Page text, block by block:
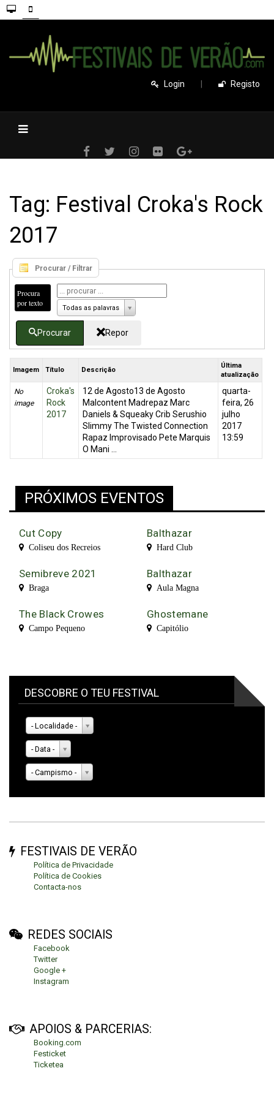
Login Registo
Tag: Festival Croka's Rock
2017
Procurar / Filtrar
Procura
por texto
Todas as palavras
Procurar Repor
Imagem Título Descrição
Última
atualização
No
image
Croka's
Rock
2017
12 de Agosto13 de Agosto
Malcontent Madrepaz Marc
Daniels & Squeaky Crib Serushio
Slimmy The Twisted Connection
Rapaz Improvisado Pete Marquis
O Mani ...
quarta-
feira, 26
julho
2017
13:59
PRÓXIMOS EVENTOS
Cut Copy
Coliseu dos Recreios
Balthazar
Hard Club
Semibreve 2021
Braga
Balthazar
Aula Magna
The Black Crowes
Campo Pequeno
Ghostemane
Capitólio
DESCOBRE O TEU FESTIVAL
- Localidade -
- Data -
- Campismo -
FESTIVAIS DE VERÃO
Política de Privacidade
Política de Cookies
Contacta-nos
REDES SOCIAIS
Facebook
Twitter
Google +
Instagram
APOIOS & PARCERIAS:
Booking.com
Festicket
Ticketea